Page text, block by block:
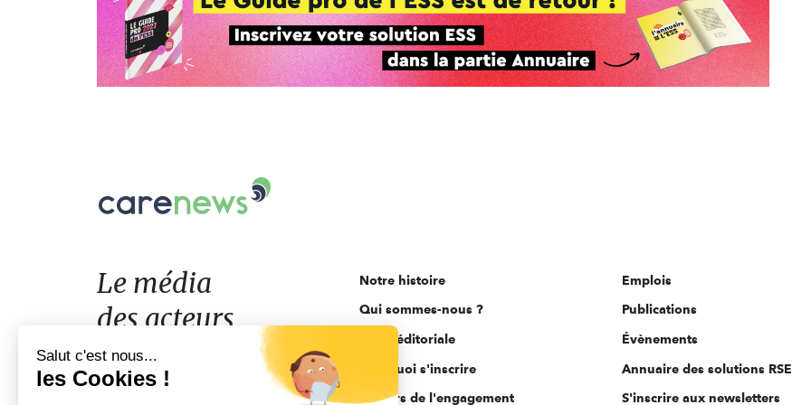
Le
acteurs
de
l'engagement
Le média
des acteurs
de l'engagement
Notre histoire
Qui sommes-nous ?
Ligne éditoriale
Pourquoi s'inscrire
Acteurs de l'engagement
Emplois
Publications
Évènements
Annuaire des solutions RSE
S'inscrire aux newsletters
Salut c'est nous...
les Cookies !